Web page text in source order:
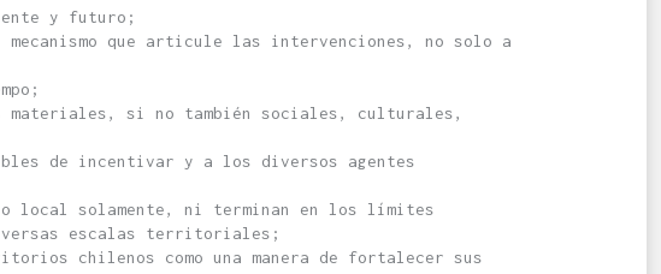
y futuro;
mecanismo que articule las intervenciones, no solo a
materiales, si no también sociales, culturales,
de incentivar y a los diversos agentes
local solamente, ni terminan en los límites
escalas territoriales;
chilenos como una manera de fortalecer sus